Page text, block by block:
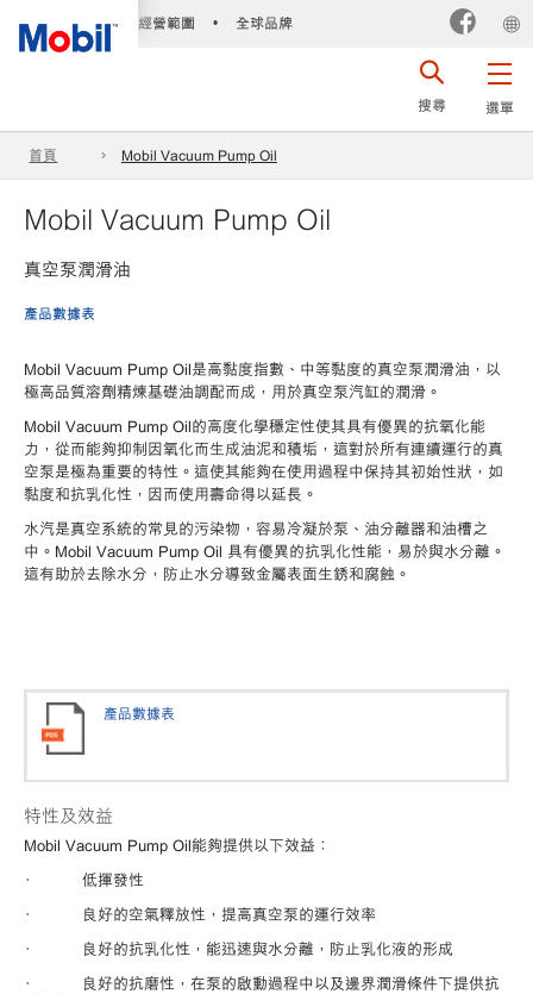
經營範圍 • 全球品牌
選單
搜尋
首頁 Mobil Vacuum Pump Oil
Mobil Vacuum Pump Oil
真空泵潤滑油
產品數據表
Mobil Vacuum Pump Oil是高黏度指數、中等黏度的真空泵潤滑油，以
極高品質溶劑精煉基礎油調配而成，用於真空泵汽缸的潤滑。
Mobil Vacuum Pump Oil的高度化學穩定性使其具有優異的抗氧化能
力，從而能夠抑制因氧化而生成油泥和積垢，這對於所有連續運行的真
空泵是極為重要的特性。這使其能夠在使用過程中保持其初始性狀，如
黏度和抗乳化性，因而使用壽命得以延長。
水汽是真空系統的常見的污染物，容易冷凝於泵、油分離器和油槽之
中。Mobil Vacuum Pump Oil 具有優異的抗乳化性能，易於與水分離。
這有助於去除水分，防止水分導致金屬表面生銹和腐蝕。
產品數據表
特性及效益
Mobil Vacuum Pump Oil能夠提供以下效益：
· 低揮發性
· 良好的空氣釋放性，提高真空泵的運行效率
· 良好的抗乳化性，能迅速與水分離，防止乳化液的形成
· 良好的抗磨性，在泵的啟動過程中以及邊界潤滑條件下提供抗